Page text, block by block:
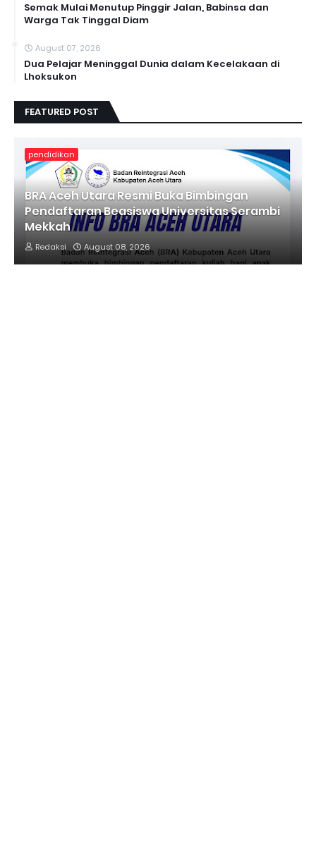
Semak Mulai Menutup Pinggir Jalan, Babinsa dan
Warga Tak Tinggal Diam
August 07, 2026
Dua Pelajar Meninggal Dunia dalam Kecelakaan di
Lhoksukon
FEATURED POST
pendidikan
BRA Aceh Utara Resmi Buka Bimbingan
Pendaftaran Beasiswa Universitas Serambi
Mekkah
Redaksi August 08, 2026